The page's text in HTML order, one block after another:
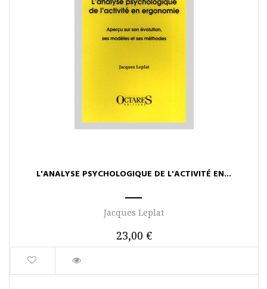
L'ANALYSE PSYCHOLOGIQUE DE L'ACTIVITÉ EN...
Jacques Leplat
23,00 €